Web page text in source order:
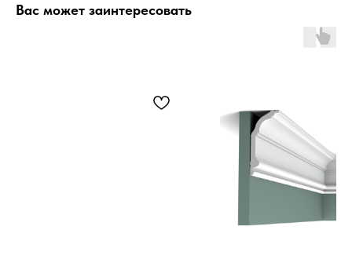
Вас может заинтересовать